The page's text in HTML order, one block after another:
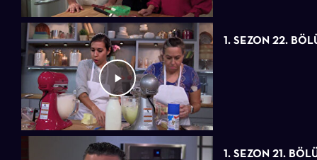
1. SEZON 22.
1. SEZON 21.